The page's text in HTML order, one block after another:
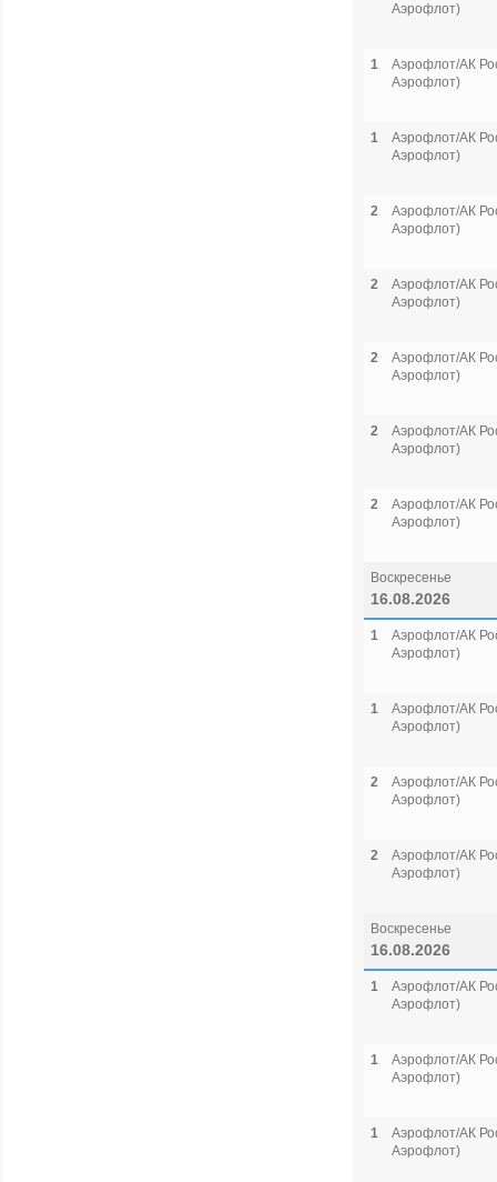
Аэрофлот)
1
Аэрофлот/АК
Аэрофлот)
1
Аэрофлот/АК
Аэрофлот)
2
Аэрофлот/АК
Аэрофлот)
2
Аэрофлот/АК
Аэрофлот)
2
Аэрофлот/АК
Аэрофлот)
2
Аэрофлот/АК
Аэрофлот)
2
Аэрофлот/АК
Аэрофлот)
Воскресенье
16.08.2026
1
Аэрофлот/АК
Аэрофлот)
1
Аэрофлот/АК
Аэрофлот)
2
Аэрофлот/АК
Аэрофлот)
2
Аэрофлот/АК
Аэрофлот)
Воскресенье
16.08.2026
1
Аэрофлот/АК
Аэрофлот)
1
Аэрофлот/АК
Аэрофлот)
1
Аэрофлот/АК
Аэрофлот)